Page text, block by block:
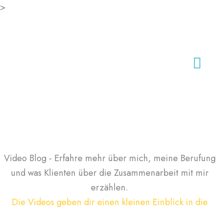
>
Video Blog - Erfahre mehr über mich, meine Berufung
und was Klienten über die Zusammenarbeit mit mir
erzählen.
Die Videos geben dir einen kleinen Einblick in die